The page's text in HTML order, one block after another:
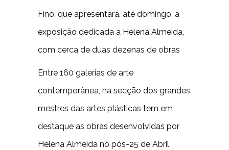
Fino, que apresentará, até domingo, a
exposição dedicada a Helena Almeida,
com cerca de duas dezenas de obras
Entre 160 galerias de arte
contemporânea, na secção dos grandes
mestres das artes plásticas tem em
destaque as obras desenvolvidas por
Helena Almeida no pós-25 de Abril,